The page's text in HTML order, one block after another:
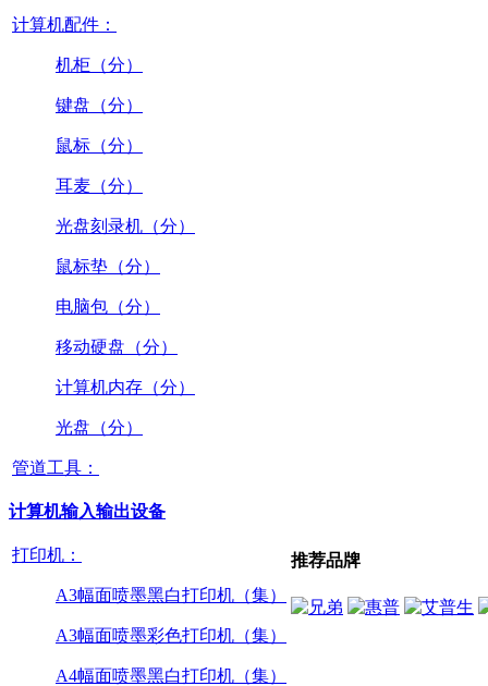
计算机配件：
机柜（分）
键盘（分）
鼠标（分）
耳麦（分）
光盘刻录机（分）
鼠标垫（分）
电脑包（分）
移动硬盘（分）
计算机内存（分）
光盘（分）
管道工具：
计算机输入输出设备
打印机：
A3幅面喷墨黑白打印机（集）
A3幅面喷墨彩色打印机（集）
A4幅面喷墨黑白打印机（集）
推荐品牌